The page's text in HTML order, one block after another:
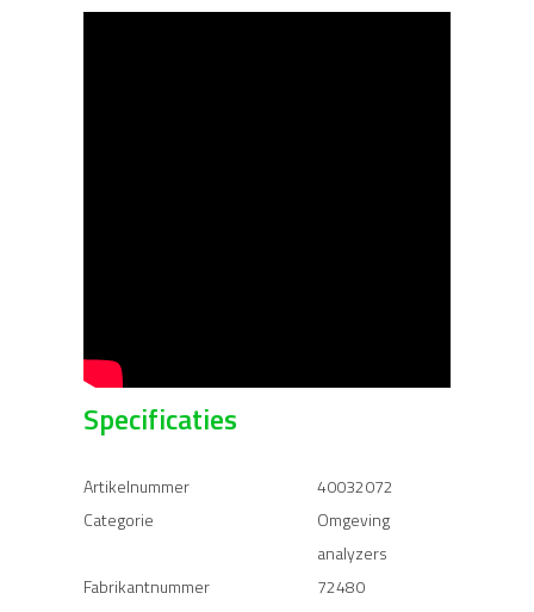
Specificaties
Artikelnummer
40032072
Categorie
Omgeving
analyzers
Fabrikantnummer
72480